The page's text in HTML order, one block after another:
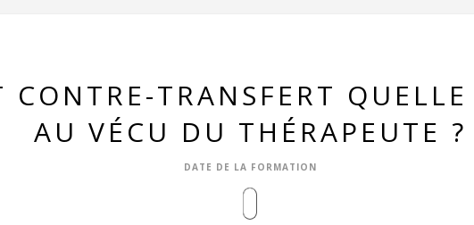
CONTRE-TRANSFERT
AU VÉCU DU THÉRAPEUTE ?
DATE DE LA FORMATION